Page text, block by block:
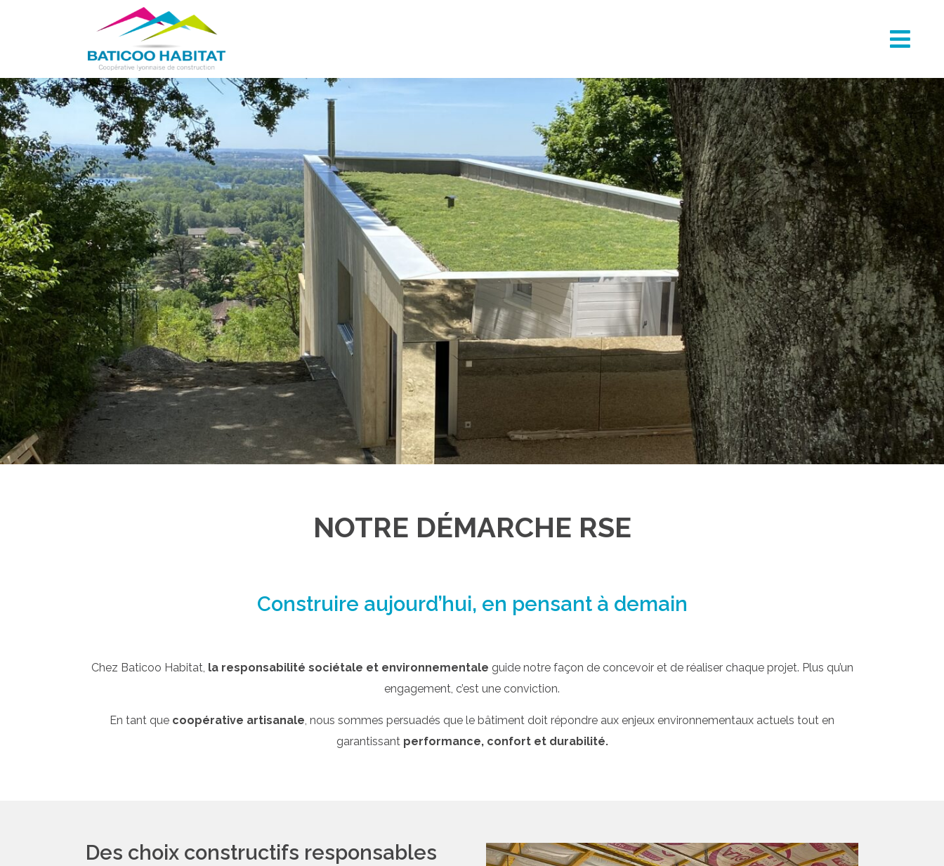
NOTRE DÉMARCHE RSE
Construire aujourd’hui, en pensant à demain
Chez Baticoo Habitat, la responsabilité sociétale et environnementale guide notre façon de concevoir et de réaliser chaque projet. Plus qu’un
engagement, c’est une conviction.
En tant que coopérative artisanale, nous sommes persuadés que le bâtiment doit répondre aux enjeux environnementaux actuels tout en
garantissant performance, confort et durabilité.
Des choix constructifs responsables